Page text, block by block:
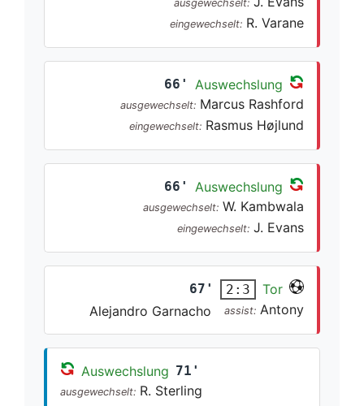
ausgewechselt:
eingewechselt: R. Varane
66' Auswechslung
ausgewechselt: Marcus Rashford
eingewechselt: Rasmus Højlund
66' Auswechslung
ausgewechselt: W. Kambwala
eingewechselt: J. Evans
67' 2:3
Tor
Alejandro Garnacho
assist: Antony
Auswechslung 71'
ausgewechselt: R. Sterling